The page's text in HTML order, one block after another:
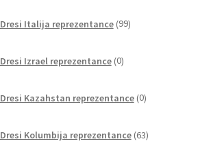
Dresi Italija reprezentance 99izdelkov
Dresi Izrael reprezentance 0izdelkov
Dresi Kazahstan reprezentance 0izdelkov
Dresi Kolumbija reprezentance 63izdelkov